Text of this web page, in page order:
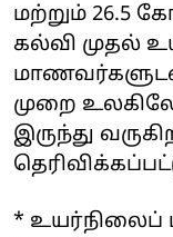
மற்றும் 26.5
கல்வி முதல்
முறை
இருந்து
* உயர்நிலைப்